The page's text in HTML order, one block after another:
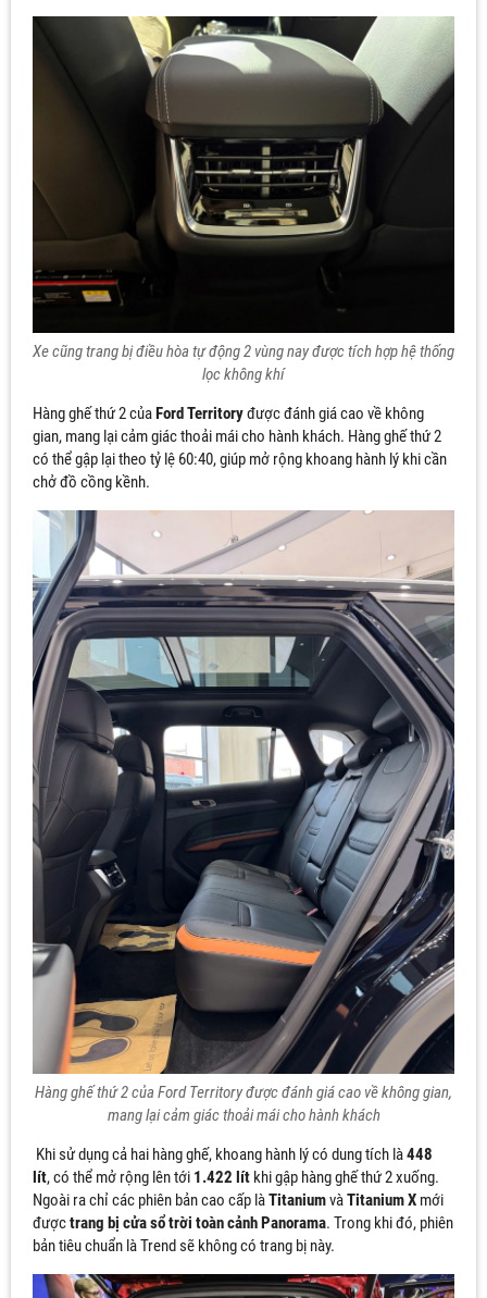
Xe cũng trang bị điều hòa tự động 2 vùng nay được tích hợp hệ thống
lọc không khí
Hàng ghế thứ 2 của Ford Territoryđược đánh giá cao về không
gian, mang lại cảm giác thoải mái cho hành khách. Hàng ghế thứ 2
có thể gập lại theo tỷ lệ 60:40, giúp mở rộng khoang hành lý khi cần
chở đồ cồng kềnh.
Hàng ghế thứ 2 của Ford Territory được đánh giá cao về không gian,
mang lại cảm giác thoải mái cho hành khách
Khi sử dụng cả hai hàng ghế, khoang hành lý có dung tích là448
lít, có thể mở rộng lên tới 1.422 lít khi gập hàng ghế thứ 2 xuống.
Ngoài ra chỉ các phiên bản cao cấp làTitaniumvàTitanium X mới
đượctrang bị cửa sổ trời toàn cảnh Panorama. Trong khi đó, phiên
bản tiêu chuẩn là Trend sẽ không có trang bị này.